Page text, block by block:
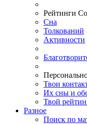
Рейтинги
Сна
Толкований
Активности
Твои
Их сны и
Твой
Разное
Поиск по